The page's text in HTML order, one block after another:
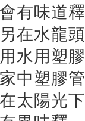
有味道釋
在水龍頭
水用塑膠
中塑膠管
太陽光下